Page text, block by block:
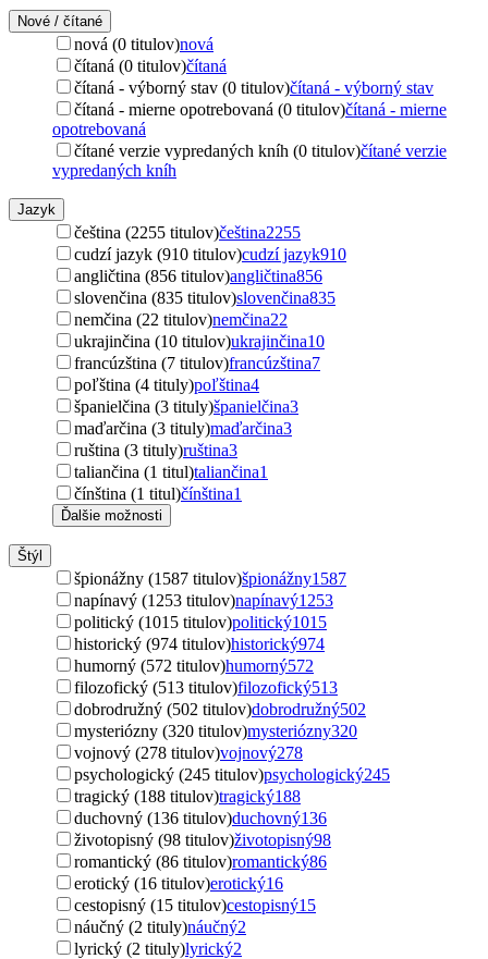
Nové / čítané
nová (0 titulov)nová
čítaná (0 titulov)čítaná
čítaná - výborný stav (0 titulov)čítaná - výborný stav
čítaná - mierne opotrebovaná (0 titulov)čítaná - mierne
opotrebovaná
čítané verzie vypredaných kníh (0 titulov)čítané verzie
vypredaných kníh
Jazyk
čeština (2255 titulov)čeština2255
cudzí jazyk (910 titulov)cudzí jazyk910
angličtina (856 titulov)angličtina856
slovenčina (835 titulov)slovenčina835
nemčina (22 titulov)nemčina22
ukrajinčina (10 titulov)ukrajinčina10
francúzština (7 titulov)francúzština7
poľština (4 tituly)poľština4
španielčina (3 tituly)španielčina3
maďarčina (3 tituly)maďarčina3
ruština (3 tituly)ruština3
taliančina (1 titul)taliančina1
čínština (1 titul)čínština1
Ďalšie možnosti
Štýl
špionážny (1587 titulov)špionážny1587
napínavý (1253 titulov)napínavý1253
politický (1015 titulov)politický1015
historický (974 titulov)historický974
humorný (572 titulov)humorný572
filozofický (513 titulov)filozofický513
dobrodružný (502 titulov)dobrodružný502
mysteriózny (320 titulov)mysteriózny320
vojnový (278 titulov)vojnový278
psychologický (245 titulov)psychologický245
tragický (188 titulov)tragický188
duchovný (136 titulov)duchovný136
životopisný (98 titulov)životopisný98
romantický (86 titulov)romantický86
erotický (16 titulov)erotický16
cestopisný (15 titulov)cestopisný15
náučný (2 tituly)náučný2
lyrický (2 tituly)lyrický2